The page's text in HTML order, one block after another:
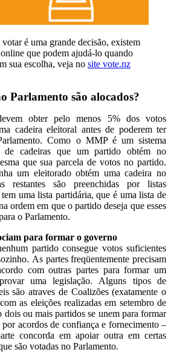
é uma grande decisão, existem
que podem ajudá-lo quando
sua escolha, veja no site vote.nz
Parlamento são alocados?
obter pelo menos 5% dos votos
cadeira eleitoral antes de poderem ter
Como o MMP é um sistema
de cadeiras que um partido obtém no
que sua parcela de votos no partido.
um eleitorado obtém uma cadeira no
restantes são preenchidas por listas
uma lista partidária, que é uma lista de
ordem em que o partido deseja que esses
o Parlamento.
para formar o governo
partido consegue votos suficientes
As partes freqüentemente precisam
com outras partes para formar um
uma legislação. Alguns tipos de
são atraves de Coalizões (exatamente o
as eleições realizadas em setembro de
dois ou mais partidos se unem para formar
acordos de confiança e fornecimento –
concorda em apoiar outra em certas
são votadas no Parlamento.